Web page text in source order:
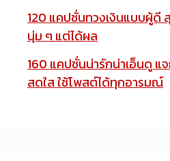
120 แคปชั่นทวงเงินแบบผู้ดี
นุ่ม ๆ แต่ได้ผล
160 แคปชั่นน่ารักน่าเอ็นดู แ
สดใส ใช้โพสต์ได้ทุกอารมณ์